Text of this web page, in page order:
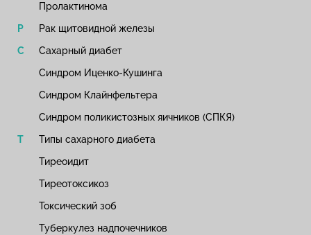
Пролактинома
Рак щитовидной железы
Сахарный диабет
Синдром Иценко-Кушинга
Синдром Клайнфельтера
Синдром поликистозных яичников (СПКЯ)
Типы сахарного диабета
Тиреоидит
Тиреотоксикоз
Токсический зоб
Туберкулез надпочечников